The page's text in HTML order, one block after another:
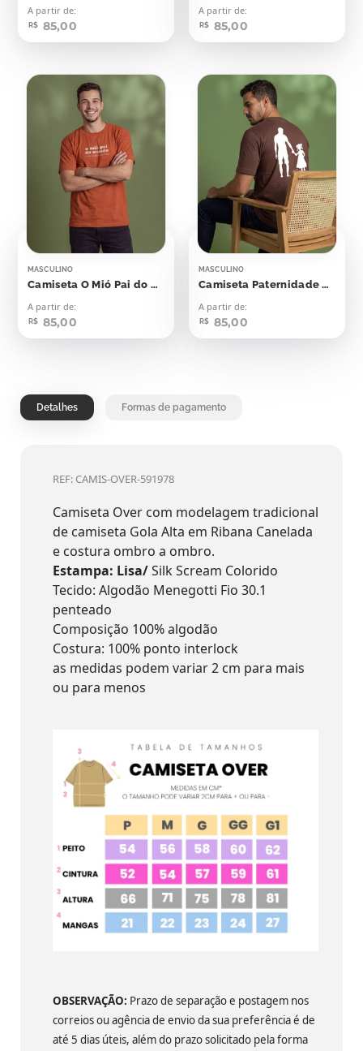
A partir de:
R$ 85,00
A partir de:
R$ 85,00
MASCULINO
Camiseta O Mió Pai do Mundo
A partir de:
R$ 85,00
MASCULINO
Camiseta Paternidade Pai Ministério
A partir de:
R$ 85,00
Detalhes Formas de pagamento
REF: CAMIS-OVER-591978
Camiseta Over com modelagem tradicional
de camiseta Gola Alta em Ribana Canelada
e costura ombro a ombro.
Estampa: Lisa/Silk Scream Colorido
Tecido: Algodão Menegotti Fio 30.1
penteado
Composição 100% algodão
Costura: 100% ponto interlock
as medidas podem variar 2 cm para mais
ou para menos
OBSERVAÇÃO: Prazo de separação e postagem nos
correios ou agência de envio da sua preferência é de
até 5 dias úteis, além do prazo solicitado pela forma